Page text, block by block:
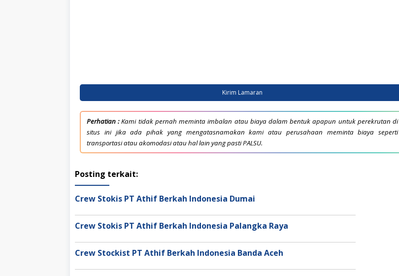
Kirim Lamaran
Perhatian :Kami tidak pernah meminta imbalan atau biaya dalam bentuk apapun untuk perekrutan di
situs ini jika ada pihak yang mengatasnamakan kami atau perusahaan meminta biaya seperti
transportasi atau akomodasi atau hal lain yang pasti PALSU.
Posting terkait:
Crew Stokis PT Athif Berkah Indonesia Dumai
Crew Stokis PT Athif Berkah Indonesia Palangka Raya
Crew Stockist PT Athif Berkah Indonesia Banda Aceh